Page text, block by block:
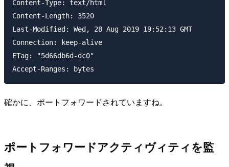
Content-Type: text/html
Content-Length: 3520
Last-Modified: Wed, 28 Aug 2019 19:52:13 GMT
Connection: keep-alive
ETag: "5d66db6d-dc0"
確かに、ポートフォワードされていますね。
ポートフォワードアクティヴィティを監